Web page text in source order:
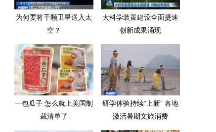
为何要将千颗卫星送入太
空？
大科学装置建设全面提速
创新成果涌现
一包瓜子 怎么就上美国制
裁清单了
研学体验持续“上新” 各地
激活暑期文旅消费